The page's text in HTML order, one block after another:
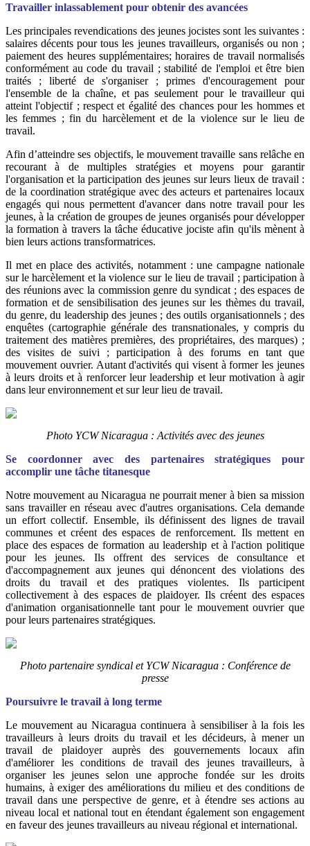
Travailler inlassablement pour obtenir des avancées
Les principales revendications des jeunes jocistes sont les suivantes :
salaires décents pour tous les jeunes travailleurs, organisés ou non ;
paiement des heures supplémentaires; horaires de travail normalisés
conformément au code du travail ; stabilité de l'emploi et être bien
traités ; liberté de s'organiser ; primes d'encouragement pour
l'ensemble de la chaîne, et pas seulement pour le travailleur qui
atteint l'objectif ; respect et égalité des chances pour les hommes et
les femmes ; fin du harcèlement et de la violence sur le lieu de
travail.
Afin d’atteindre ses objectifs, le mouvement travaille sans relâche en
recourant à de multiples stratégies et moyens pour garantir
l'organisation et la participation des jeunes sur leurs lieux de travail :
de la coordination stratégique avec des acteurs et partenaires locaux
engagés qui nous permettent d'avancer dans notre travail pour les
jeunes, à la création de groupes de jeunes organisés pour développer
la formation à travers la tâche éducative jociste afin qu'ils mènent à
bien leurs actions transformatrices.
Il met en place des activités, notamment : une campagne nationale
sur le harcèlement et la violence sur le lieu de travail ; participation à
des réunions avec la commission genre du syndicat ; des espaces de
formation et de sensibilisation des jeunes sur les thèmes du travail,
du genre, du leadership des jeunes ; des outils organisationnels ; des
enquêtes (cartographie générale des transnationales, y compris du
traitement des matières premières, des propriétaires, des marques) ;
des visites de suivi ; participation à des forums en tant que
mouvement ouvrier. Autant d'activités qui visent à former les jeunes
à leurs droits et à renforcer leur leadership et leur motivation à agir
dans leur environnement et sur leur lieu de travail.
Photo YCW Nicaragua : Activités avec des jeunes
Se coordonner avec des partenaires stratégiques pour
accomplir une tâche titanesque
Notre mouvement au Nicaragua ne pourrait mener à bien sa mission
sans travailler en réseau avec d'autres organisations. Cela demande
un effort collectif. Ensemble, ils définissent des lignes de travail
communes et créent des espaces de renforcement. Ils mettent en
place des espaces de formation au leadership et à l'action politique
pour les jeunes. Ils offrent des services de consultance et
d'accompagnement aux jeunes qui dénoncent des violations des
droits du travail et des pratiques violentes. Ils participent
collectivement à des espaces de plaidoyer. Ils créent des espaces
d'animation organisationnelle tant pour le mouvement ouvrier que
pour leurs partenaires stratégiques.
Photo partenaire syndical et YCW Nicaragua : Conférence de
presse
Poursuivre le travail à long terme
Le mouvement au Nicaragua continuera à sensibiliser à la fois les
travailleurs à leurs droits du travail et les décideurs, à mener un
travail de plaidoyer auprès des gouvernements locaux afin
d'améliorer les conditions de travail des jeunes travailleurs, à
organiser les jeunes selon une approche fondée sur les droits
humains, à exiger des améliorations du milieu et des conditions de
travail dans une perspective de genre, et à étendre ses actions au
niveau local et national tout en étendant également son engagement
en faveur des jeunes travailleurs au niveau régional et international.